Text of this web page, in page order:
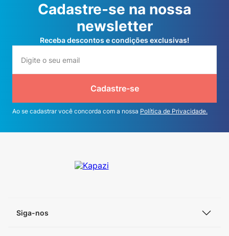
Cadastre-se na nossa
newsletter
Receba descontos e condições exclusivas!
Cadastre-se
Ao se cadastrar você concorda com a nossa Política de Privacidade.
Siga-nos